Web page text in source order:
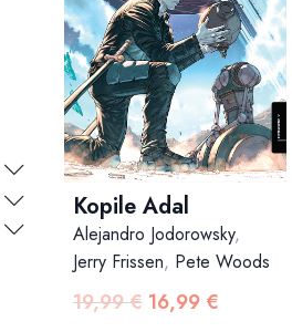
Kopile Adal
Alejandro Jodorowsky,
Jerry Frissen, Pete Woods
19,99€ Izvorna
16,99 €Trenutna